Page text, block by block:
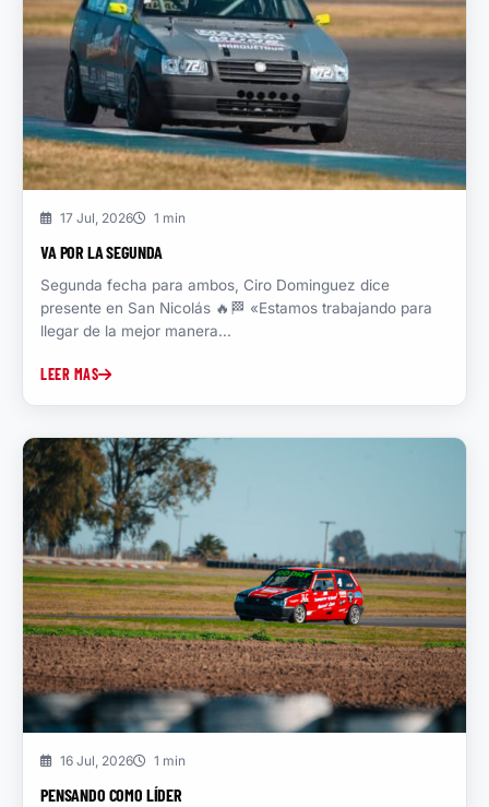
17 Jul, 2026 1 min
VA POR LA SEGUNDA
Segunda fecha para ambos, Ciro Dominguez dice
presente en San Nicolás 🔥🏁 «Estamos trabajando para
llegar de la mejor manera...
LEER MAS
16 Jul, 2026 1 min
PENSANDO COMO LÍDER